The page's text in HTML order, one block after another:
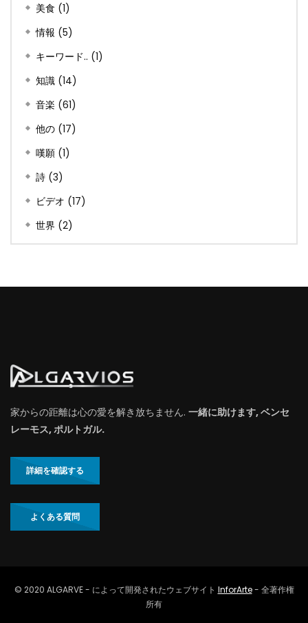
美食 (1)
情報 (5)
キーワード.. (1)
知識 (14)
音楽 (61)
他の (17)
嘆願 (1)
詩 (3)
ビデオ (17)
世界 (2)
家からの距離は心の愛を解き放ちません. 一緒に助けます, ベンセ
レーモス, ポルトガル.
詳細を確認する
よくある質問
© 2020 ALGARVE - によって開発されたウェブサイト InforArte- 全著作権
所有